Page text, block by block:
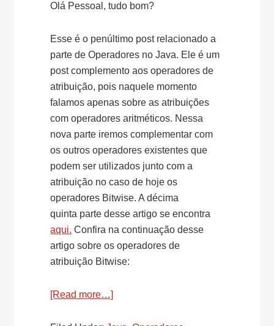
Olá Pessoal, tudo bom?
Esse é o penúltimo post relacionado a
parte de Operadores no Java. Ele é um
post complemento aos operadores de
atribuição, pois naquele momento
falamos apenas sobre as atribuições
com operadores aritméticos. Nessa
nova parte iremos complementar com
os outros operadores existentes que
podem ser utilizados junto com a
atribuição no caso de hoje os
operadores Bitwise. A décima
quinta parte desse artigo se encontra
aqui. Confira na continuação desse
artigo sobre os operadores de
atribuição Bitwise:
[Read more…]